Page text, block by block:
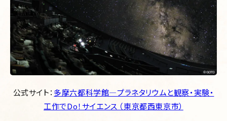
公式サイト： 多摩六都科学館―プラネタリウムと観察・実験・
工作でDo！サイエンス （東京都西東京市）